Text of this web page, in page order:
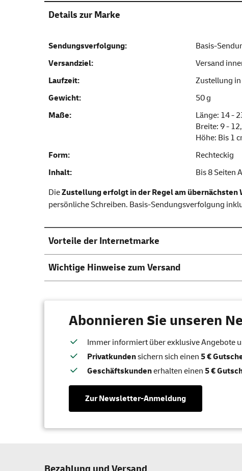
Details zur Marke
Sendungsverfolgung:
Basis-
Versandziel:
Versand
Laufzeit:
Zustellung
Gewicht:
50 g
Maße:
Länge: 14 -
Breite: 9 -
Höhe: Bis 1
Form:
Rechteckig
Inhalt:
Bis 8 Seiten
DieZustellung erfolgt in der Regel am übernächsten
persönliche Schreiben. Basis-Sendungsverfolgung
Vorteile der Internetmarke
Wichtige Hinweise zum Versand
Abonnieren Sie unseren
Immer informiert über exklusive Angebote
Privatkundensichern sich einen 5 €
Geschäftskundenerhalten einen 5 €
Zur Newsletter-Anmeldung